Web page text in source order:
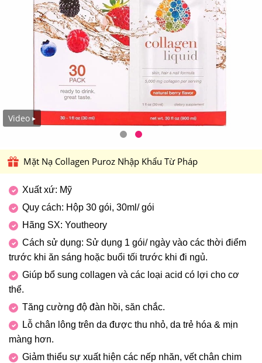
Video
Mặt Nạ Collagen Puroz Nhập Khẩu Từ Pháp
Xuất xứ: Mỹ
Quy cách: Hộp 30 gói, 30ml/ gói
Hãng SX: Youtheory
Cách sử dụng: Sử dụng 1 gói/ ngày vào các thời điểm
trước khi ăn sáng hoặc buổi tối trước khi đi ngủ.
Giúp bổ sung collagen và các loại acid có lợi cho cơ
thể.
Tăng cường độ đàn hồi, săn chắc.
Lỗ chân lông trên da được thu nhỏ, da trẻ hóa & mịn
màng hơn.
Giảm thiểu sự xuất hiện các nếp nhăn, vết chân chim